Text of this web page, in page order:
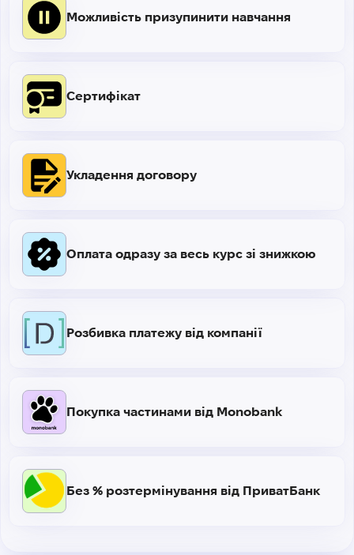
Сертифікат
Розбивка платежу від компанії
Укладення договору
Покупка частинами від Monobank
Можливість призупинити навчання
Оплата одразу за весь курс зі знижкою
Без % розтермінування від ПриватБанк